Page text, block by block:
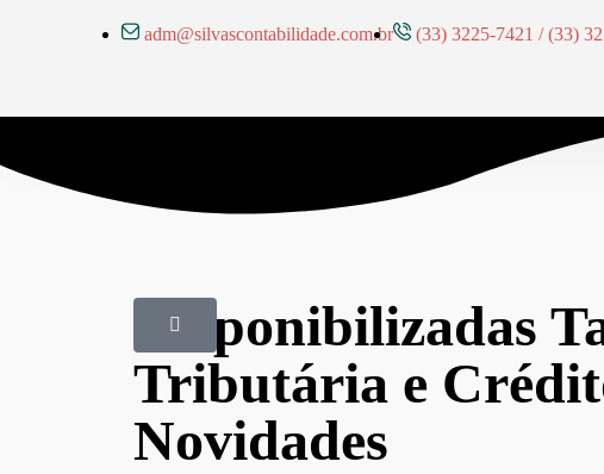
adm@silvascontabilidade.com.br (33) 3225-7421 / (33)
Disponibilizadas
Tributária e
Novidades